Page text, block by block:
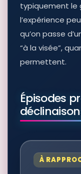
typiquement le
l’expérience
qu’on passe
“à la visée”,
permettent.
Épisodes
À